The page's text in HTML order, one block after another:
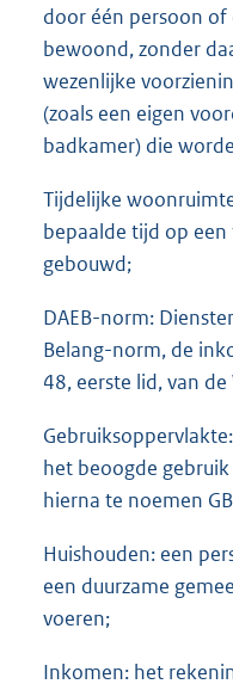
door één persoon
bewoond, zonder
wezenlijke
(zoals een eigen
badkamer) die
Tijdelijke
bepaalde tijd op
gebouwd;
DAEB-norm:
Belang-norm, de
48, eerste lid, van
het beoogde
hierna te noemen
Huishouden: een
een duurzame
voeren;
Inkomen: het